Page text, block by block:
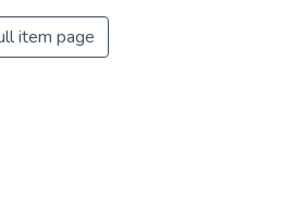
item page